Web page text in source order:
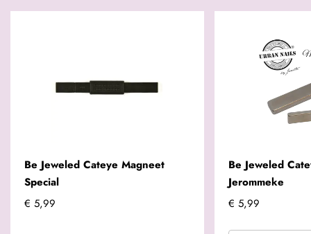
Be Jeweled Cateye Magneet
Special
€ 5,99
Be Jeweled
Jerommeke
€ 5,99